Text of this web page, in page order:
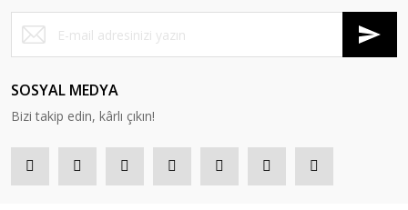
SOSYAL MEDYA
Bizi takip edin, kârlı çıkın!